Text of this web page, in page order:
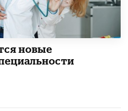
новые